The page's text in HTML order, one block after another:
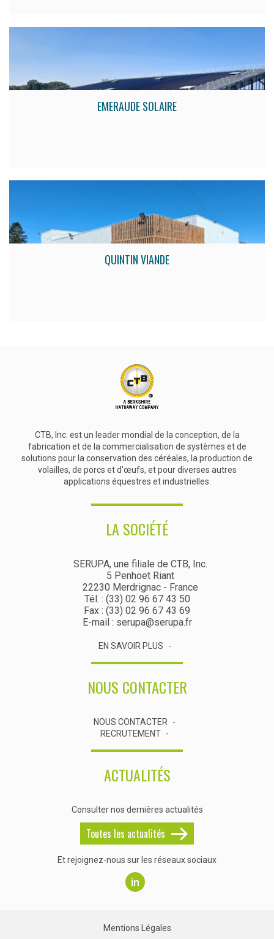
EMERAUDE SOLAIRE
QUINTIN VIANDE
CTB, Inc. est un leader mondial de la conception, de la
fabrication et de la commercialisation de systèmes et de
solutions pour la conservation des céréales, la production de
volailles, de porcs et d'œufs, et pour diverses autres
applications équestres et industrielles.
LA SOCIÉTÉ
SERUPA, une filiale de CTB, Inc.
5 Penhoet Riant
22230 Merdrignac - France
Tél. : (33) 02 96 67 43 50
Fax : (33) 02 96 67 43 69
E-mail : serupa@serupa.fr
EN SAVOIR PLUS
NOUS CONTACTER
NOUS CONTACTER
RECRUTEMENT
ACTUALITÉS
Consulter nos dernières actualités
Toutes les actualités
Et rejoignez-nous sur les réseaux sociaux
in
Mentions Légales